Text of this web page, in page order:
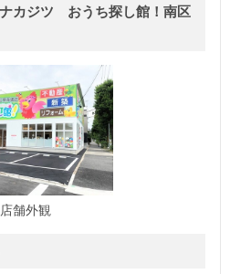
カジツ おうち探し館！南区
店舗外観